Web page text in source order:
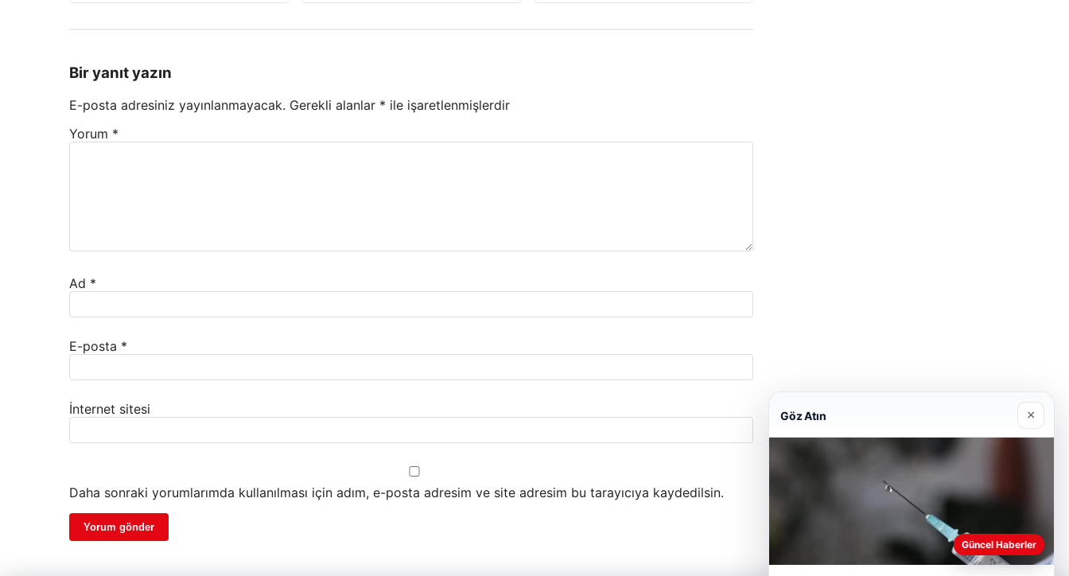
Bir yanıt yazın
E-posta adresiniz yayınlanmayacak. Gerekli alanlar * ile işaretlenmişlerdir
Yorum *
Ad *
E-posta *
İnternet sitesi
Daha sonraki yorumlarımda kullanılması için adım, e-posta adresim ve site adresim bu tarayıcıya kaydedilsin.
Göz Atın ×
Güncel Haberler